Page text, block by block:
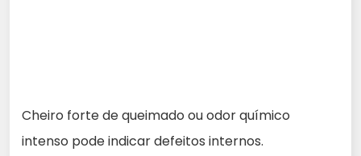
Cheiro forte de queimado ou odor químico
intenso pode indicar defeitos internos.